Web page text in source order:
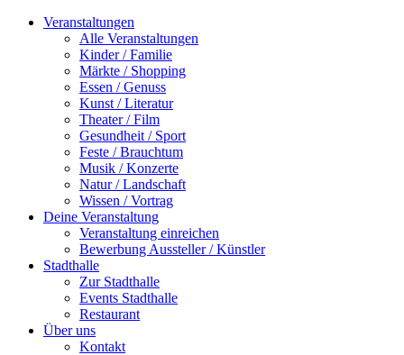
Veranstaltungen
Alle Veranstaltungen
Kinder / Familie
Märkte / Shopping
Essen / Genuss
Kunst / Literatur
Theater / Film
Gesundheit / Sport
Feste / Brauchtum
Musik / Konzerte
Natur / Landschaft
Wissen / Vortrag
Deine Veranstaltung
Veranstaltung einreichen
Bewerbung Aussteller / Künstler
Stadthalle
Zur Stadthalle
Events Stadthalle
Restaurant
Über uns
Kontakt